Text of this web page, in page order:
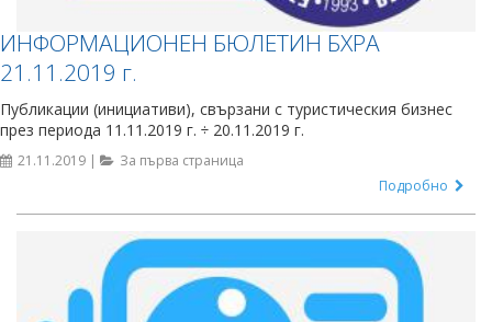
ИНФОРМАЦИОНЕН БЮЛЕТИН БХРА
21.11.2019 г.
Публикации (инициативи), свързани с туристическия бизнес
през периода 11.11.2019 г. ÷ 20.11.2019 г.
21.11.2019 |
За първа страница
Подробно